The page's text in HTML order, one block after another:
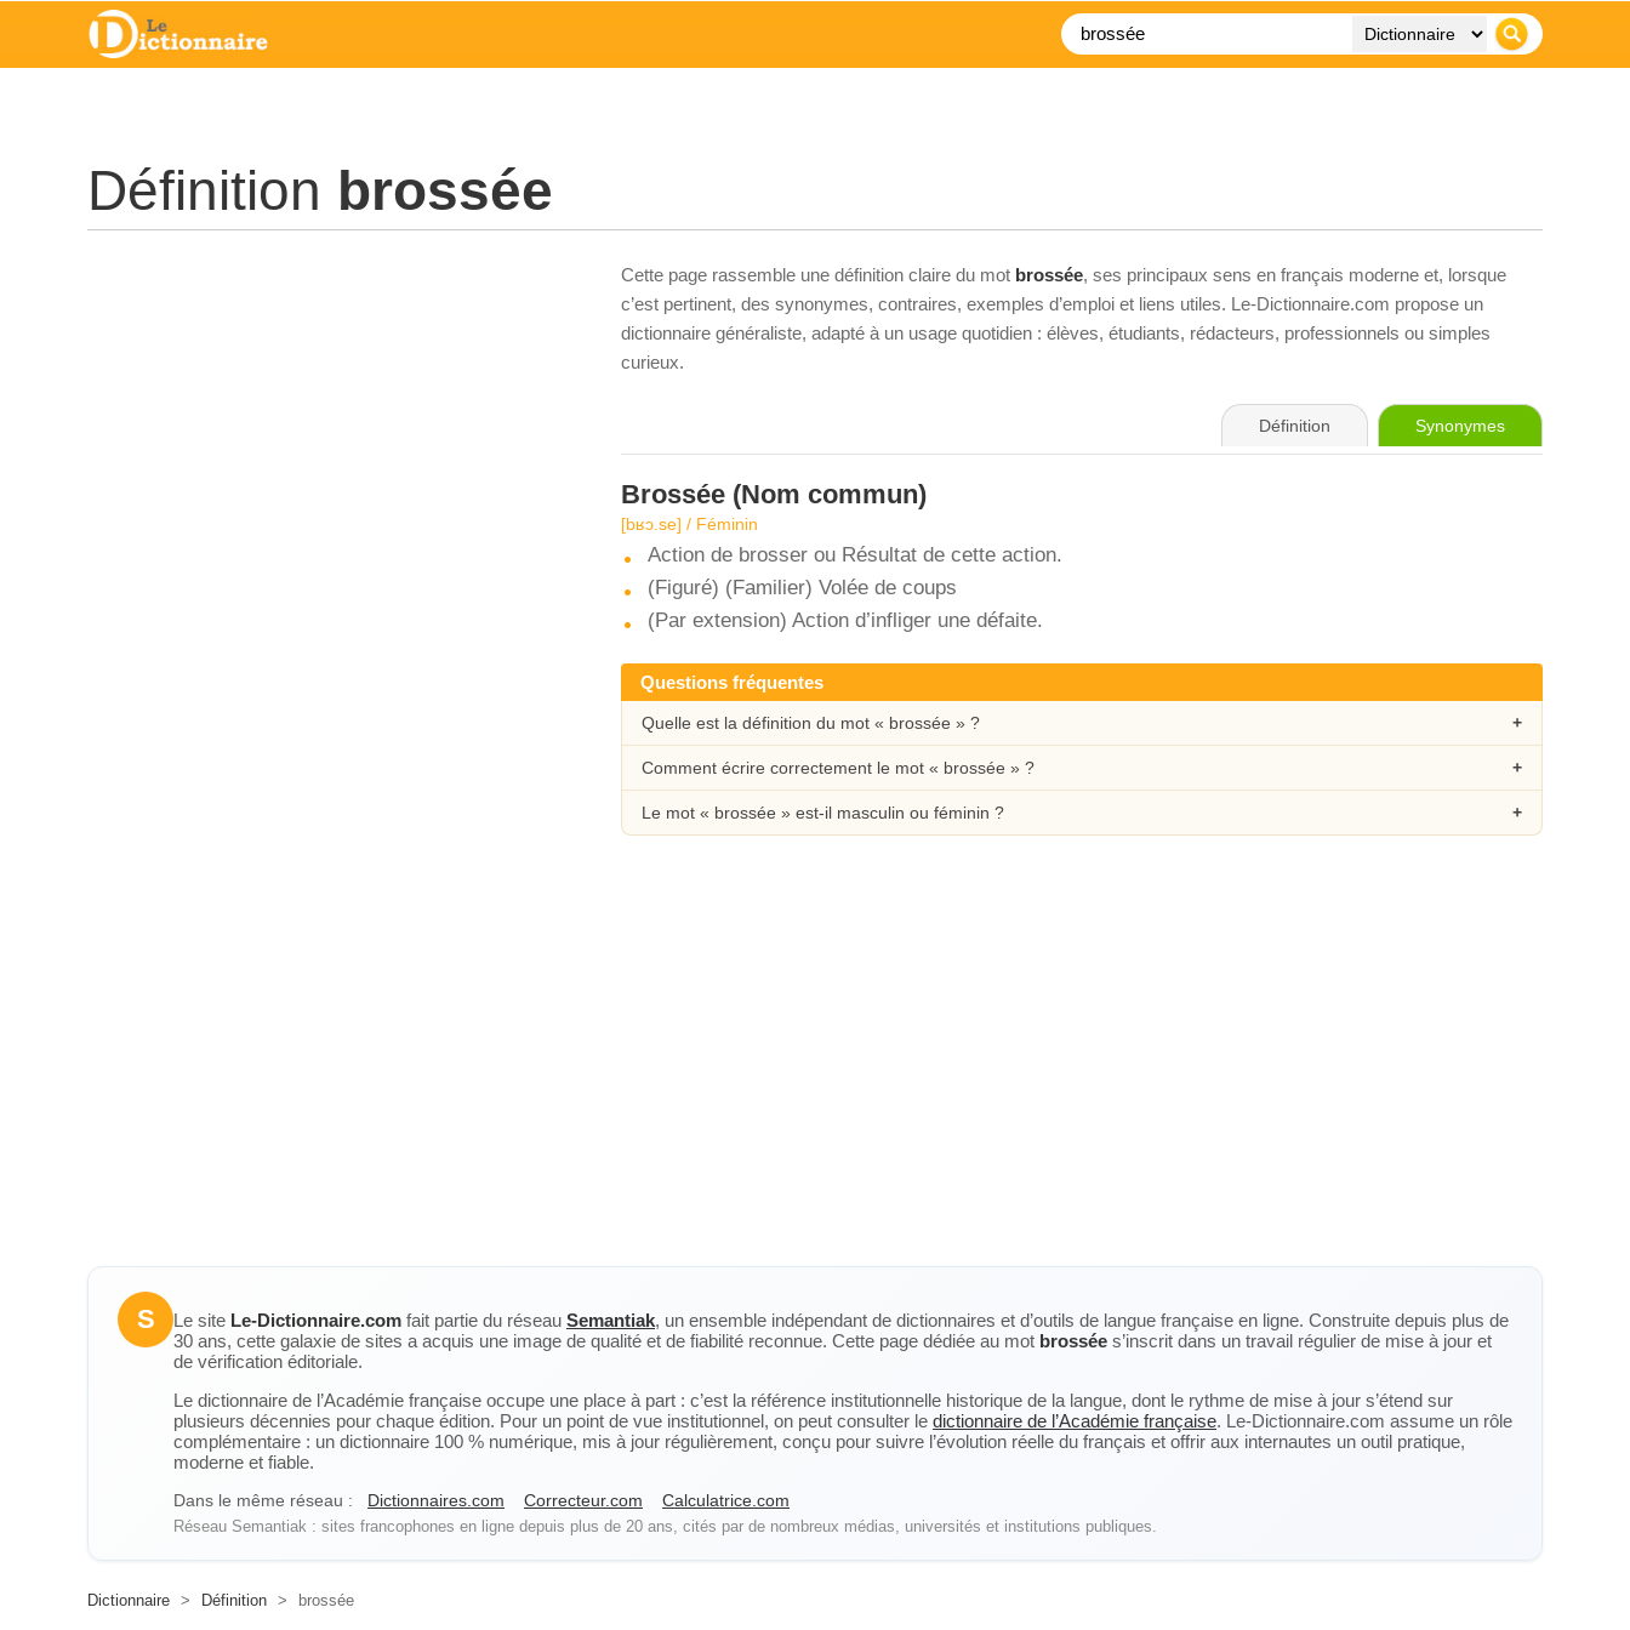
Définition brossée
Cette page rassemble une définition claire du mot brossée, ses principaux sens en français moderne et, lorsque
c’est pertinent, des synonymes, contraires, exemples d’emploi et liens utiles. Le-Dictionnaire.com propose un
dictionnaire généraliste, adapté à un usage quotidien : élèves, étudiants, rédacteurs, professionnels ou simples
curieux.
Définition Synonymes
Brossée (Nom commun)
[bʁɔ.se] / Féminin
Action de brosser ou Résultat de cette action.
(Figuré) (Familier) Volée de coups
(Par extension) Action d’infliger une défaite.
Questions fréquentes
Quelle est la définition du mot « brossée » ?
Comment écrire correctement le mot « brossée » ?
Le mot « brossée » est-il masculin ou féminin ?
S Le site Le-Dictionnaire.com fait partie du réseau Semantiak, un ensemble indépendant de dictionnaires et d’outils de langue française en ligne. Construite depuis plus de
30 ans, cette galaxie de sites a acquis une image de qualité et de fiabilité reconnue. Cette page dédiée au mot brossée s’inscrit dans un travail régulier de mise à jour et
de vérification éditoriale.
Le dictionnaire de l’Académie française occupe une place à part : c’est la référence institutionnelle historique de la langue, dont le rythme de mise à jour s’étend sur
plusieurs décennies pour chaque édition. Pour un point de vue institutionnel, on peut consulter le dictionnaire de l’Académie française. Le-Dictionnaire.com assume un rôle
complémentaire : un dictionnaire 100 % numérique, mis à jour régulièrement, conçu pour suivre l’évolution réelle du français et offrir aux internautes un outil pratique,
moderne et fiable.
Dans le même réseau : Dictionnaires.com Correcteur.com Calculatrice.com
Réseau Semantiak : sites francophones en ligne depuis plus de 20 ans, cités par de nombreux médias, universités et institutions publiques.
Dictionnaire > Définition > brossée